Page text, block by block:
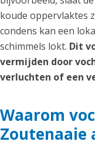
koude oppervlaktes
condens kan een
schimmels lokt. Dit
vermijden door
verluchten of een
Waarom
Zoutenaaie